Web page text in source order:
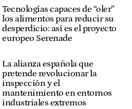
Tecnologías capaces de “oler”
los alimentos para reducir su
desperdicio: así es el proyecto
europeo Serenade
La alianza española que
pretende revolucionar la
inspección y el
mantenimiento en entornos
industriales extremos